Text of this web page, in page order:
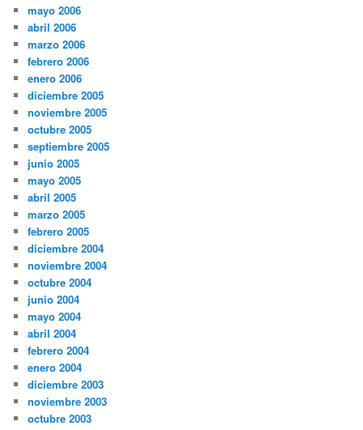
mayo 2006
abril 2006
marzo 2006
febrero 2006
enero 2006
diciembre 2005
noviembre 2005
octubre 2005
septiembre 2005
junio 2005
mayo 2005
abril 2005
marzo 2005
febrero 2005
diciembre 2004
noviembre 2004
octubre 2004
junio 2004
mayo 2004
abril 2004
febrero 2004
enero 2004
diciembre 2003
noviembre 2003
octubre 2003